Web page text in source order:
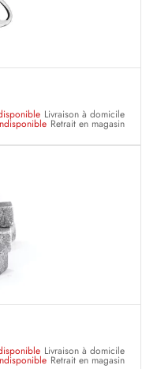
Livraison à domicile
Retrait en magasin
Livraison à domicile
Retrait en magasin